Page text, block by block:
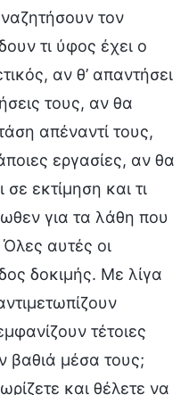
τον
τι ύφος έχει ο
αν θ’ απαντήσει
τους, αν θα
απέναντί τους,
εργασίες, αν θα
εκτίμηση και τι
για τα λάθη που
αυτές οι
δοκιμής. Με λίγα
τέτοιες
βαθιά μέσα τους;
και θέλετε να